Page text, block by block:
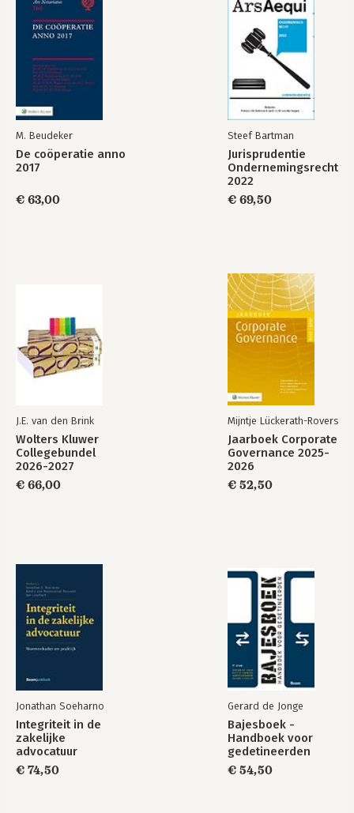
Jurisprudentie
2022
De coöperatie anno
2017
Bekijk alle boeken
M. Beudeker
De coöperatie anno
2017
€ 63,00
Steef Bartman
Jurisprudentie
Ondernemingsrecht
2022
€ 69,50
J.E. van den Brink
Wolters Kluwer
Collegebundel
2026-2027
€ 66,00
Mijntje Lückerath-Rovers
Jaarboek Corporate
Governance 2025-
2026
€ 52,50
Jonathan Soeharno
Integriteit in de
zakelijke
advocatuur
€ 74,50
Gerard de Jonge
Bajesboek -
Handboek voor
gedetineerden
€ 54,50